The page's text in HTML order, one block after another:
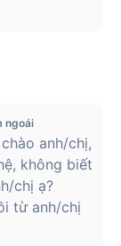
ngoái
anh/chị,
không biết
chị ạ?
từ anh/chị